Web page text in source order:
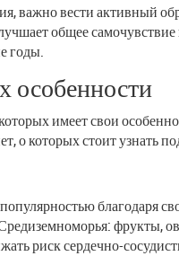
важно вести активный
общее
годы.
особенности
имеет свои
о которых стоит узнать
популярностью благодаря
фрукты,
риск сердечно-